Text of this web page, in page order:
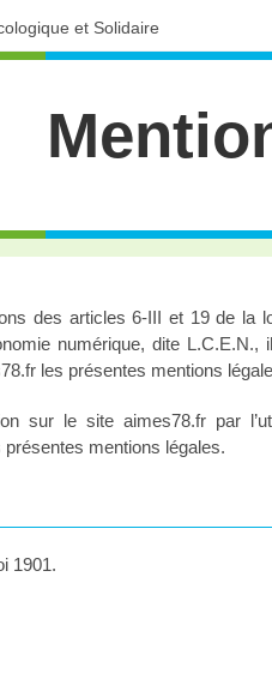
et Solidaire
des articles 6-III et 19 de la
numérique, dite
les présentes mentions
sur le site aimes78.fr par
mentions légales.
1901.